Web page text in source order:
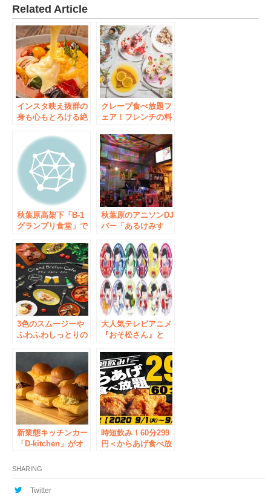
Related Article
インスタ映え抜群の
身も心もとろける絶
場！ ​チーズをかけ
る瞬間のとろ～りが
たまらない「ラクレ
ットチーズ」やふわ
っふわ＆爽やか「ラ
イムエスプーマ」た
っぷり！
クレープ食べ放題フ
ェア！フレンチの料
て“大人クレープ”
秋葉原高架下「B-1
グランプリ食堂」で
メが半額！「さよな
ら第２章お客さま大
感謝祭」開催
秋葉原のアニソンDJ
バー「あるけみす
記念イベントを9月
29日(金)・30(土)に
開催
3色のスムージーや
ふわふわしっとりの
『Grand Breton
Cafe（グラン・ブル
トン・カフェ）』が
リフレッシュオープ
ン！！
大人気テレビアニメ
『おそ松さん』と
アニメイトカフェ」
が初のコラボレーシ
ョン！
新業態キッチンカー
「D-kitchen」がオ
し巻きバーガー専門
店 秋葉原駅で10月
6日より
時短飲み！60分299
円＜からあげ食べ放
9月1日～30日の1ヶ
SHARING
Twitter